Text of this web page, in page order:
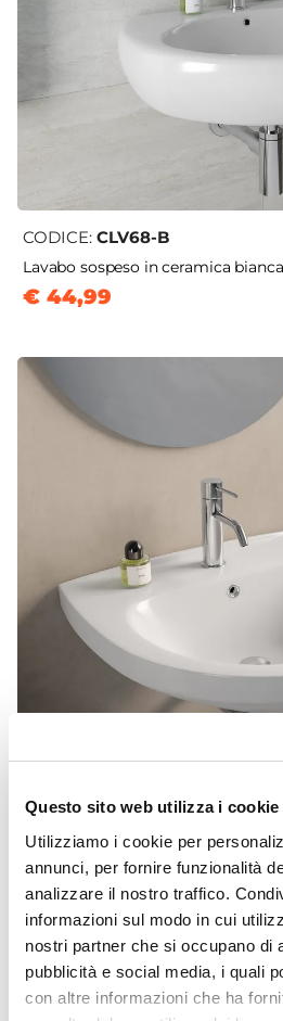
Questo sito web utilizza i cookie
Utilizziamo i cookie per
annunci, per fornire funzionalità
analizzare il nostro traffico.
informazioni sul modo in cui
nostri partner che si occupano di
pubblicità e social media, i quali
con altre informazioni che ha
CODICE: CLV68-B
Lavabo sospeso in ceramica
€ 44,99
CODICE:TRS-64B
Lavabo sospeso in ceramica
€ 38,00